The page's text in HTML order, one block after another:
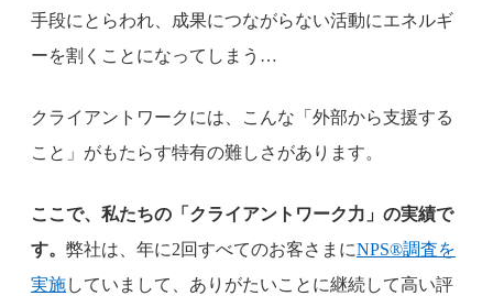
手段にとらわれ、成果につながらない活動にエネルギ
ーを割くことになってしまう…
クライアントワークには、こんな「外部から支援する
こと」がもたらす特有の難しさがあります。
ここで、私たちの「クライアントワーク力」の実績で
す。 弊社は、年に2回すべてのお客さまにNPS®調査を
実施していまして、ありがたいことに継続して高い評